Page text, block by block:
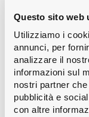
Questo sito web
Utilizziamo i
annunci, per
analizzare il
informazioni sul
nostri partner
pubblicità e
con altre
unico.
ricorda
forma
una